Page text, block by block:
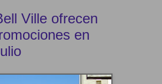
Ville ofrecen
en